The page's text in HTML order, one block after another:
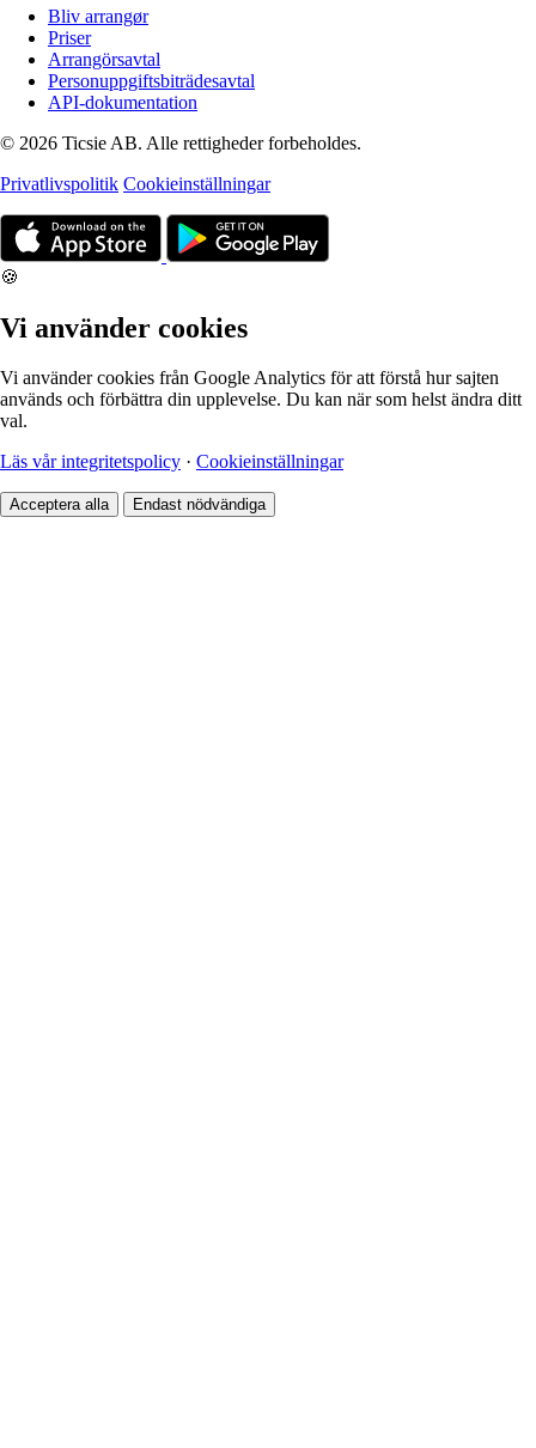
Bliv arrangør
Priser
Arrangörsavtal
Personuppgiftsbiträdesavtal
API-dokumentation
© 2026 Ticsie AB. Alle rettigheder forbeholdes.
Privatlivspolitik Cookieinställningar
🍪
Vi använder cookies
Vi använder cookies från Google Analytics för att förstå hur sajten
används och förbättra din upplevelse. Du kan när som helst ändra ditt
val.
Läs vår integritetspolicy · Cookieinställningar
Acceptera alla Endast nödvändiga